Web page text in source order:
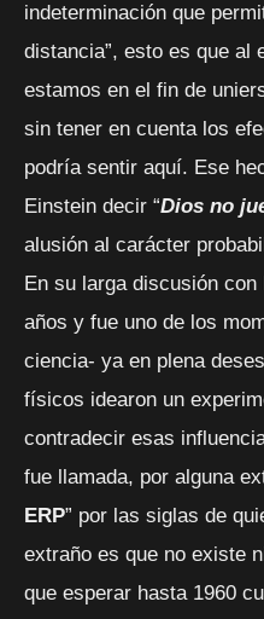
indeterminación que
distancia”, esto es que al
estamos en el fin de
sin tener en cuenta los
podría sentir aquí. Ese
Einstein decir “Dios no
alusión al carácter
En su larga discusión
años y fue uno de los
ciencia- ya en plena
físicos idearon un
contradecir esas
fue llamada, por alguna
ERP” por las siglas de
extraño es que no existe
que esperar hasta 1960